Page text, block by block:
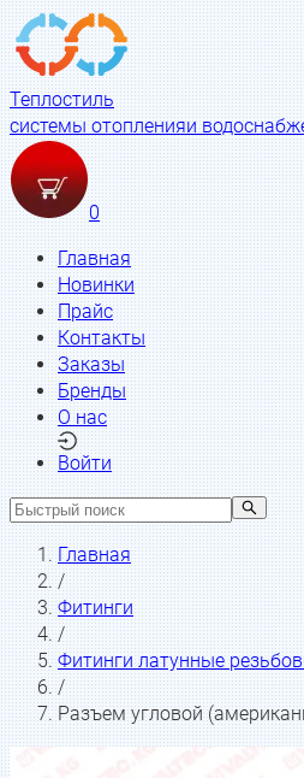
Теплостиль
системы отопленияи
0
Главная
Новинки
Прайс
Контакты
Заказы
Бренды
О нас
Войти
Главная
/
Фитинги
/
Фитинги латунные
/
Разъем угловой